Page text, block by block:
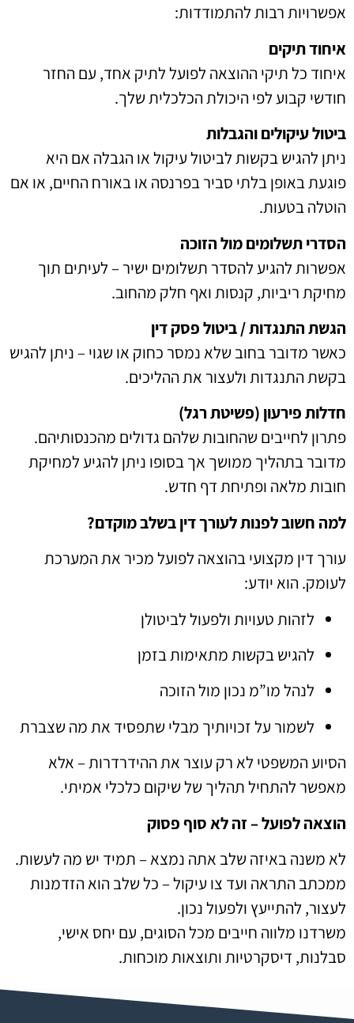
אפשרויות רבות להתמודדות:
איחוד תיקים
איחוד כל תיקי ההוצאה לפועל לתיק אחד, עם החזר
חודשי קבוע לפי היכולת הכלכלית שלך.
ביטול עיקולים והגבלות
ניתן להגיש בקשות לביטול עיקול או הגבלה אם היא
פוגעת באופן בלתי סביר בפרנסה או באורח החיים, או אם
הוטלה בטעות.
הסדרי תשלומים מול הזוכה
אפשרות להגיע להסדר תשלומים ישיר – לעיתים תוך
מחיקת ריביות, קנסות ואף חלק מהחוב.
הגשת התנגדות / ביטול פסק דין
כאשר מדובר בחוב שלא נמסר כחוק או שגוי – ניתן להגיש
בקשת התנגדות ולעצור את ההליכים.
חדלות פירעון (פשיטת רגל)
פתרון לחייבים שהחובות שלהם גדולים מהכנסותיהם.
מדובר בתהליך ממושך אך בסופו ניתן להגיע למחיקת
חובות מלאה ופתיחת דף חדש.
למה חשוב לפנות לעורך דין בשלב מוקדם?
עורך דין מקצועי בהוצאה לפועל מכיר את המערכת
לעומק. הוא יודע:
לזהות טעויות ולפעול לביטולן
להגיש בקשות מתאימות בזמן
לנהל מו”מ נכון מול הזוכה
לשמור על זכויותיך מבלי שתפסיד את מה שצברת
הסיוע המשפטי לא רק עוצר את ההידרדרות – אלא
מאפשר להתחיל תהליך של שיקום כלכלי אמיתי.
הוצאה לפועל – זה לא סוף פסוק
לא משנה באיזה שלב אתה נמצא – תמיד יש מה לעשות.
ממכתב התראה ועד צו עיקול – כל שלב הוא הזדמנות
לעצור, להתייעץ ולפעול נכון.
משרדנו מלווה חייבים מכל הסוגים, עם יחס אישי,
סבלנות, דיסקרטיות ותוצאות מוכחות.